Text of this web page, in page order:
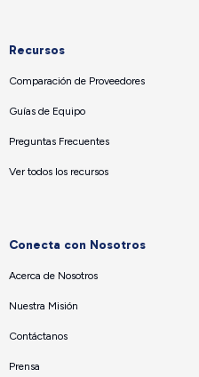
Recursos
Comparación de Proveedores
Guías de Equipo
Preguntas Frecuentes
Ver todos los recursos
Conecta con Nosotros
Acerca de Nosotros
Nuestra Misión
Contáctanos
Prensa